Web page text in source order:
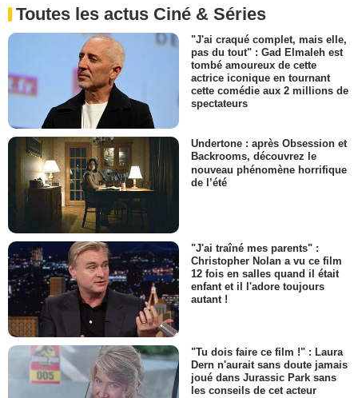
Toutes les actus Ciné & Séries
"J'ai craqué complet, mais elle,
pas du tout" : Gad Elmaleh est
tombé amoureux de cette
actrice iconique en tournant
cette comédie aux 2 millions de
spectateurs
Undertone : après Obsession et
Backrooms, découvrez le
nouveau phénomène horrifique
de l’été
"J'ai traîné mes parents" :
Christopher Nolan a vu ce film
12 fois en salles quand il était
enfant et il l'adore toujours
autant !
"Tu dois faire ce film !" : Laura
Dern n'aurait sans doute jamais
joué dans Jurassic Park sans
les conseils de cet acteur